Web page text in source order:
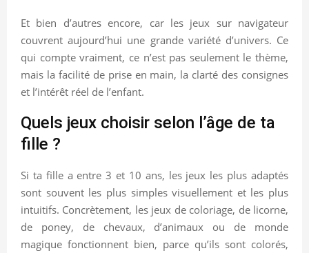
Et bien d’autres encore, car les jeux sur navigateur
couvrent aujourd’hui une grande variété d’univers. Ce
qui compte vraiment, ce n’est pas seulement le thème,
mais la facilité de prise en main, la clarté des consignes
et l’intérêt réel de l’enfant.
Quels jeux choisir selon l’âge de ta
fille ?
Si ta fille a entre 3 et 10 ans, les jeux les plus adaptés
sont souvent les plus simples visuellement et les plus
intuitifs. Concrètement, les jeux de coloriage, de licorne,
de poney, de chevaux, d’animaux ou de monde
magique fonctionnent bien, parce qu’ils sont colorés,